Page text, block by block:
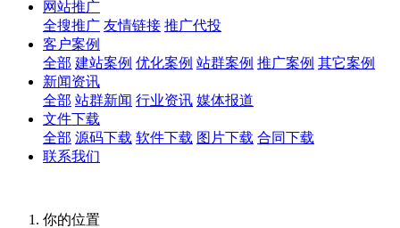
网站推广
全搜推广 友情链接 推广代投
客户案例
全部 建站案例 优化案例 站群案例 推广案例 其它案例
新闻资讯
全部 站群新闻 行业资讯 媒体报道
文件下载
全部 源码下载 软件下载 图片下载 合同下载
联系我们
你的位置